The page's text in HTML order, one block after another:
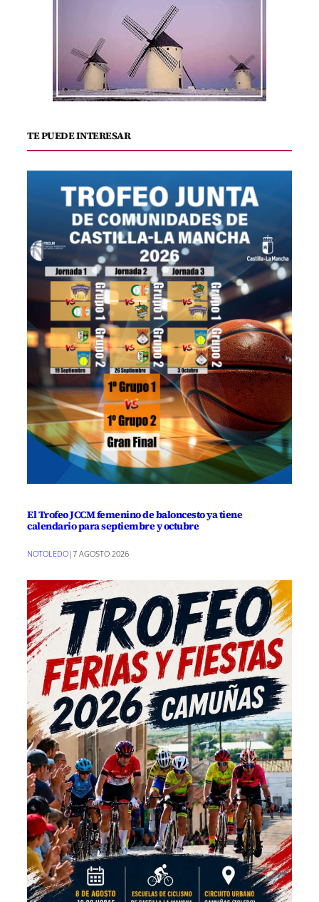
TE PUEDE INTERESAR
El Trofeo JCCM femenino de baloncesto ya tiene
calendario para septiembre y octubre
NOTOLEDO|7 AGOSTO 2026